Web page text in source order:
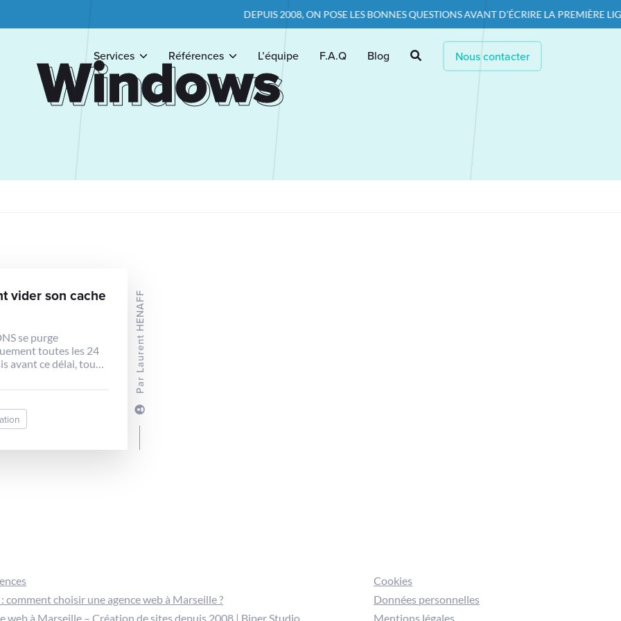
DEPUIS 2008, ON POSE LES BONNES QUESTIONS AVANT D’ÉCRIRE LA PREMIÈRE
Services Références L’équipe F.A.Q Blog Nous contacter
Windows
Windows
Par
Laurent HENAFF
vider son cache
se purge
toutes les 24
avant ce délai, toute
a été modifiée. Il faut
La procédure varie en
comment choisir une agence web à Marseille ?
web à Marseille – Création de sites depuis 2008 | Biper Studio
Cookies
Données personnelles
Mentions légales